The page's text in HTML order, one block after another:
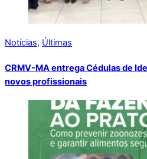
Notícias, Últimas
CRMV-MA entrega Cédulas de
novos profissionais